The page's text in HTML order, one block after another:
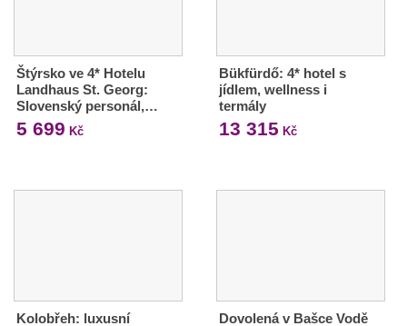
Štýrsko ve 4* Hotelu
Landhaus St. Georg:
Slovenský personál,…
5 699 Kč
Bükfürdő: 4* hotel s
jídlem, wellness i
termály
13 315 Kč
Kolobřeh: luxusní
Dovolená v Bašce Vodě